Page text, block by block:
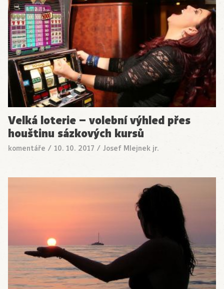
Velká loterie – volební výhled přes
houštinu sázkových kursů
komentáře / 10. 10. 2017 / Josef Mlejnek jr.